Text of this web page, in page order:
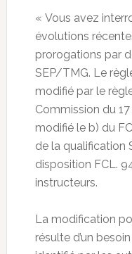
« Vous avez
évolutions
prorogations par
SEP/TMG. Le
modifié par le
Commission du
modifié le b) du
de la qualification
disposition FCL.
instructeurs.
La modification
résulte d’un